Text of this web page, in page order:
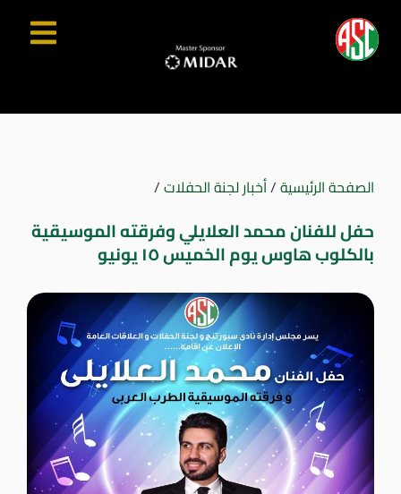
الصفحة الرئيسية/أخبار لجنة الحفلات/
حفل للفنان محمد العلايلي وفرقته الموسيقية
بالكلوب هاوس يوم الخميس ١٥ يونيو